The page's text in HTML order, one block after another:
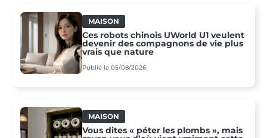
MAISON
Ces robots chinois UWorld U1 veulent
devenir des compagnons de vie plus
vrais que nature
Publié le 05/08/2026
MAISON
Vous dites « péter les plombs », mais